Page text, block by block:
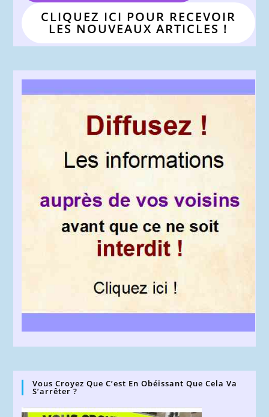
CLIQUEZ ICI POUR RECEVOIR
LES NOUVEAUX ARTICLES !
Vous Croyez Que C’est En Obéissant Que Cela Va
S’arrêter ?